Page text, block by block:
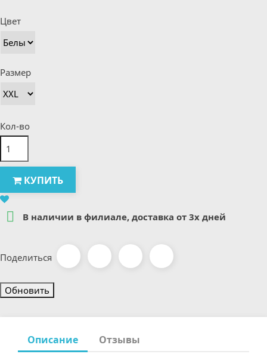
Цвет
Размер
Кол-во
КУПИТЬ
 В наличии в филиале, доставка от 3х дней
Поделиться
Описание Отзывы